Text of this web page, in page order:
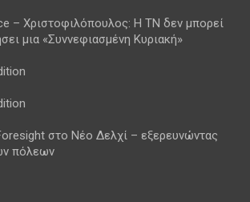
– Χριστοφιλόπουλος: Η ΤΝ δεν μπορεί
μια «Συννεφιασμένη Κυριακή»
στο Νέο Δελχί – εξερευνώντας
πόλεων